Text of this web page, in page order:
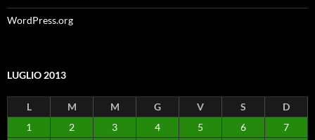
WordPress.org
LUGLIO 2013
L M M G V S
D
1
2 3 4 5 6
7